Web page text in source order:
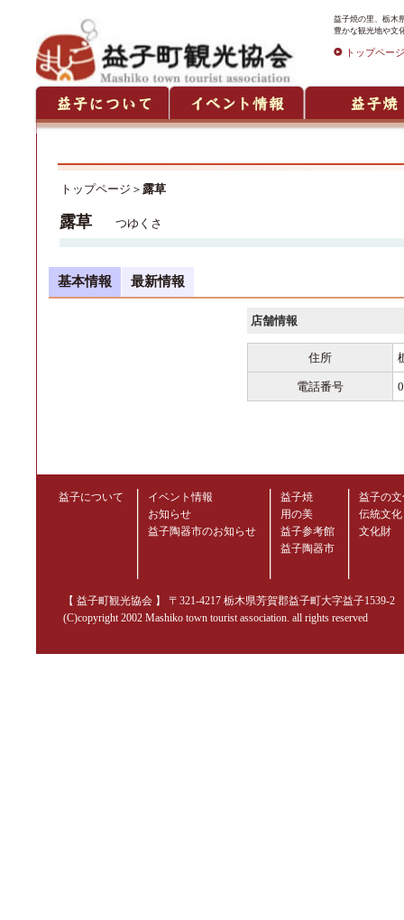
益子焼の里、栃木
豊かな観光地や文
トップページ
トップページ ＞ 露草
露草 つゆくさ
基本情報 最新情報
店舗情報
住所
電話番号
益子について
イベント情報
お知らせ
益子陶器市のお知らせ
益子焼
用の美
益子参考館
益子陶器市
益子の
伝統文化
文化財
【 益子町観光協会 】 〒321-4217 栃木県芳賀郡益子町大字益子1539-
(C)copyright 2002 Mashiko town tourist association. all rights reserved